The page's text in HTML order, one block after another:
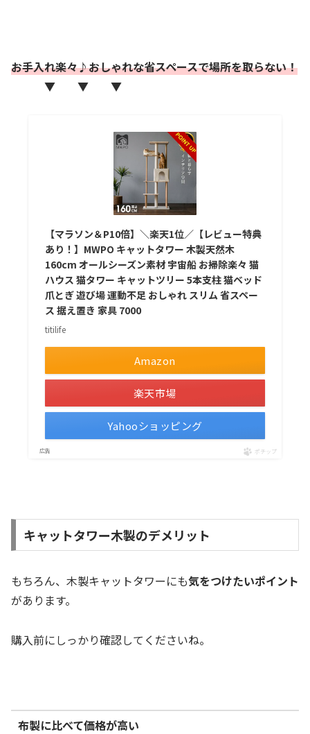
お手入れ楽々♪おしゃれな省スペースで場所を取らない！
▼ ▼ ▼
【マラソン＆P10倍】＼楽天1位／【レビュー特典
あり！】MWPO キャットタワー 木製天然木
160cm オールシーズン素材 宇宙船 お掃除楽々 猫
ハウス 猫タワー キャットツリー 5本支柱 猫ベッド
爪とぎ 遊び場 運動不足 おしゃれ スリム 省スペー
ス 据え置き 家具 7000
titilife
Amazon
楽天市場
Yahooショッピング
ポチップ
キャットタワー木製のデメリット
もちろん、木製キャットタワーにも気をつけたいポイント
があります。
購入前にしっかり確認してくださいね。
布製に比べて価格が高い